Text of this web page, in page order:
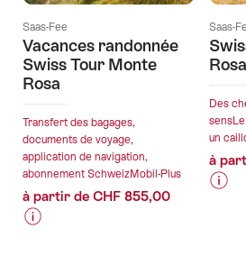
Saas-Fee
Vacances randonnée
Swiss Tour Monte
Rosa
Transfert des bagages,
documents de voyage,
application de navigation,
abonnement SchweizMobil-Plus
à partir de CHF 855,00
Saas-
Rosa
Des
un
à